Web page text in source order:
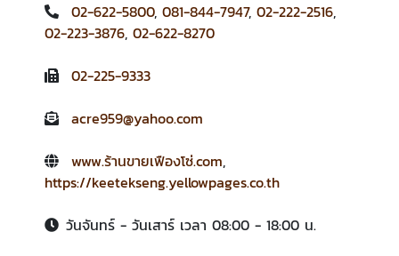
02-622-5800, 081-844-7947, 02-222-2516,
02-223-3876, 02-622-8270
02-225-9333
acre959@yahoo.com
www.ร้านขายเฟืองโซ่.com,
https://keetekseng.yellowpages.co.th
วันจันทร์ - วันเสาร์ เวลา 08:00 - 18:00 น.